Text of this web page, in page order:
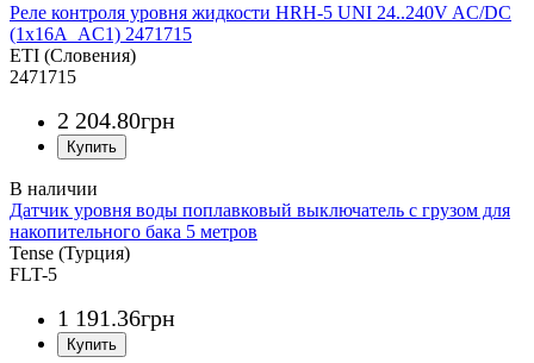
Реле контроля уровня жидкости HRH-5 UNI 24..240V AC/DC
(1x16A_AC1) 2471715
ETI (Словения)
2471715
2 204.80грн
Датчик уровня воды поплавковый выключатель с грузом для
накопительного бака 5 метров
Tense (Турция)
FLT-5
1 191.36грн